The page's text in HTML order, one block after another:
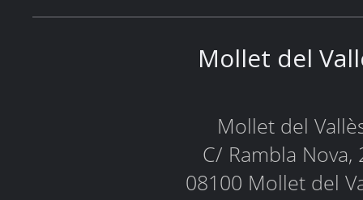
Mollet del
Mollet del
C/ Rambla Nova,
08100 Mollet del